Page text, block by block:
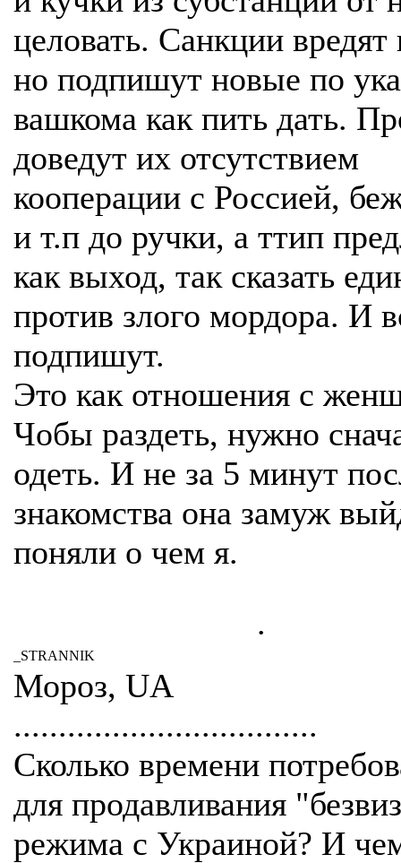
целовать. Санкции вредят
но подпишут новые по
вашкома как пить дать.
доведут их отсутствием
кооперации с Россией,
и т.п до ручки, а ттип
как выход, так сказать
против злого мордора. И
подпишут.
Это как отношения с
Чобы раздеть, нужно
одеть. И не за 5 минут
знакомства она замуж
поняли о чем я.
.
_STRANNIK
Мороз, UA
..................................
Сколько времени
для продавливания
режима с Украиной? И